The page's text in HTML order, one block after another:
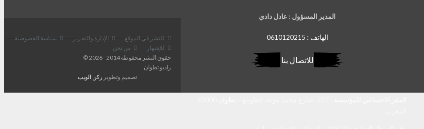
المدير المسؤول : عادل دادي
الهاتف : 0610120215
للاتصال بنا
للنشر في الموقع الإدارة والتحرير
سياسة الخصوصية
للإشهار
من نحن
حقوق النشر محفوظة 2014 - 2026 ©
راديو تطوان
تصميم وتطوير ركن الويب